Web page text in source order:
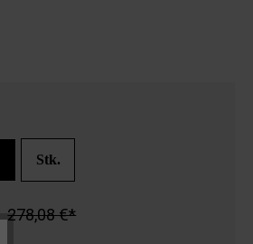
Stk.
278,08 €*